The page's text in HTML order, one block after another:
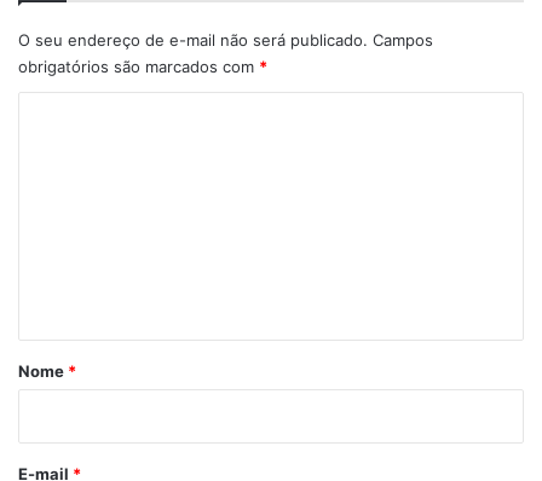
O seu endereço de e-mail não será publicado. Campos
obrigatórios são marcados com *
r
*
Nome *
E-mail *